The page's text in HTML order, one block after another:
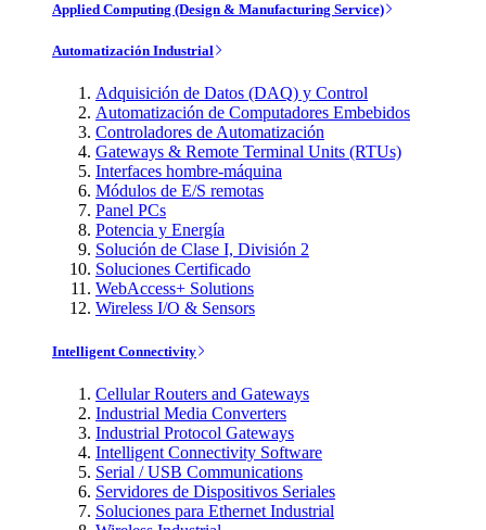
Applied Computing (Design & Manufacturing Service)
Automatización Industrial
Adquisición de Datos (DAQ) y Control
Automatización de Computadores Embebidos
Controladores de Automatización
Gateways & Remote Terminal Units (RTUs)
Interfaces hombre-máquina
Módulos de E/S remotas
Panel PCs
Potencia y Energía
Solución de Clase I, División 2
Soluciones Certificado
WebAccess+ Solutions
Wireless I/O & Sensors
Intelligent Connectivity
Cellular Routers and Gateways
Industrial Media Converters
Industrial Protocol Gateways
Intelligent Connectivity Software
Serial / USB Communications
Servidores de Dispositivos Seriales
Soluciones para Ethernet Industrial